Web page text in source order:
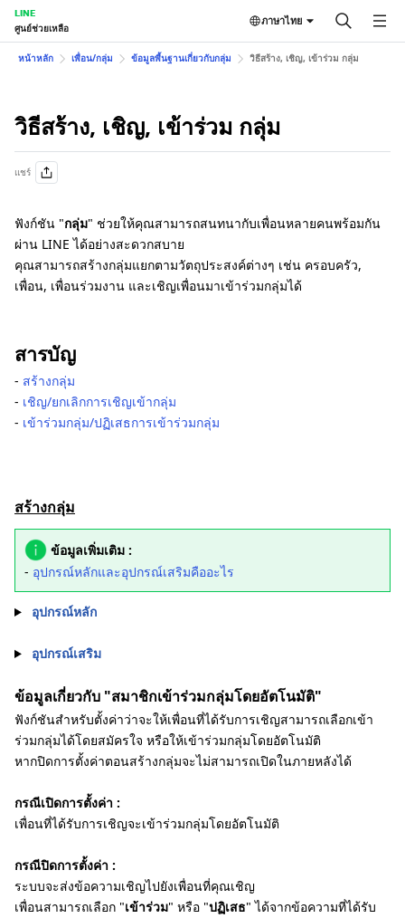
LINE
ศูนย์ช่วยเหลือ
ภาษาไทย
หน้าหลัก เพื่อน/กลุ่ม ข้อมูลพื้นฐานเกี่ยวกับกลุ่ม วิธีสร้าง, เชิญ, เข้าร่วม กลุ่ม
วิธีสร้าง, เชิญ, เข้าร่วม กลุ่ม
แชร์
ฟังก์ชัน "กลุ่ม" ช่วยให้คุณสามารถสนทนากับเพื่อนหลายคนพร้อมกัน
ผ่าน LINE ได้อย่างสะดวกสบาย
คุณสามารถสร้างกลุ่มแยกตามวัตถุประสงค์ต่างๆ เช่น ครอบครัว,
เพื่อน, เพื่อนร่วมงาน และเชิญเพื่อนมาเข้าร่วมกลุ่มได้
สารบัญ
‐ สร้างกลุ่ม
‐ เชิญ/ยกเลิกการเชิญเข้ากลุ่ม
‐ เข้าร่วมกลุ่ม/ปฏิเสธการเข้าร่วมกลุ่ม
สร้างกลุ่ม
ข้อมูลเพิ่มเติม :
- อุปกรณ์หลักและอุปกรณ์เสริมคืออะไร
อุปกรณ์หลัก
อุปกรณ์เสริม
ข้อมูลเกี่ยวกับ "สมาชิกเข้าร่วมกลุ่มโดยอัตโนมัติ"
ฟังก์ชันสำหรับตั้งค่าว่าจะให้เพื่อนที่ได้รับการเชิญสามารถเลือกเข้า
ร่วมกลุ่มได้โดยสมัครใจ หรือให้เข้าร่วมกลุ่มโดยอัตโนมัติ
หากปิดการตั้งค่าตอนสร้างกลุ่มจะไม่สามารถเปิดในภายหลังได้
กรณีเปิดการตั้งค่า :
เพื่อนที่ได้รับการเชิญจะเข้าร่วมกลุ่มโดยอัตโนมัติ
กรณีปิดการตั้งค่า :
ระบบจะส่งข้อความเชิญไปยังเพื่อนที่คุณเชิญ
เพื่อนสามารถเลือก "เข้าร่วม" หรือ "ปฏิเสธ" ได้จากข้อความที่ได้รับ